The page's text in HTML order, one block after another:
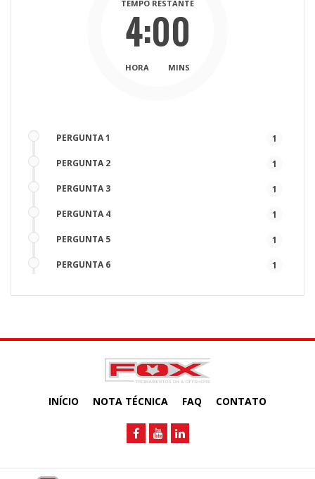
4:00
TEMPO RESTANTE
HORA MINS
PERGUNTA 1 1
PERGUNTA 2 1
PERGUNTA 3 1
PERGUNTA 4 1
PERGUNTA 5 1
PERGUNTA 6 1
PERGUNTA 9
1
PERGUNTA 10
INÍCIO NOTA TÉCNICA FAQ CONTATO